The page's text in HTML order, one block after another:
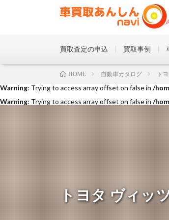
: Trying to access array offset on false in /
Warning: Trying to access array offset on false in /
Warning: Trying to access array offset on false in /
買取査定の申込 買取事例
トヨタ ヴィッ
HOME 自動車カタログ ト